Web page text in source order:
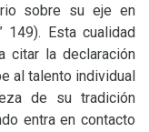
sobre su eje en
149). Esta cualidad
citar la declaración
al talento individual
de su tradición
entra en contacto